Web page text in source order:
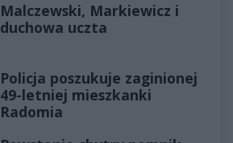
Malczewski, Markiewicz i
duchowa uczta
Policja poszukuje zaginionej
49-letniej mieszkanki
Radomia